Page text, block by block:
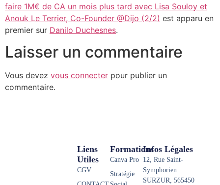
faire 1M€ de CA un mois plus tard avec Lisa Souloy et
Anouk Le Terrier, Co-Founder @Dijo (2/2) est apparu en
premier sur Danilo Duchesnes.
Laisser un commentaire
Vous devez vous connecter pour publier un
commentaire.
Formations
Canva Pro
Stratégie
Liens
Utiles
CGV
Infos Légales
12, Rue Saint-
Symphorien
SURZUR, 565450